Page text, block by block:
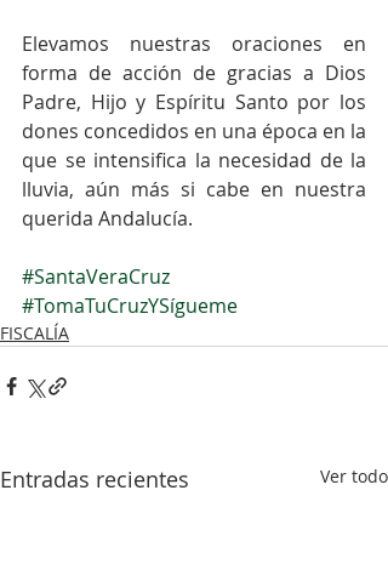
Elevamos nuestras oraciones en
forma de acción de gracias a Dios
Padre, Hijo y Espíritu Santo por los
dones concedidos en una época en la
que se intensifica la necesidad de la
lluvia, aún más si cabe en nuestra
querida Andalucía.
#SantaVeraCruz
#TomaTuCruzYSígueme
FISCALÍA
Entradas recientes Ver todo